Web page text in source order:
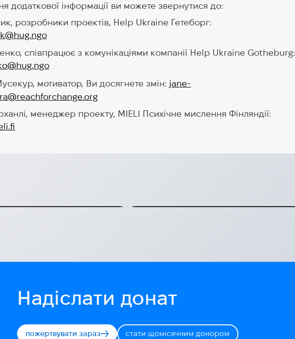
додаткової інформації ви можете звернутися до:
розробники проектів, Help Ukraine Гетеборг:
співпрацює з комунікаціями компанії Help Ukraine Gotheburg:
мотиватор, Ви досягнете змін: jane-
менеджер проекту, MIELI Психічне мислення Фінляндії:
відвідує HUG
розуміння
Надіслати донат
пожертвувати зараз стати щомісячним донором